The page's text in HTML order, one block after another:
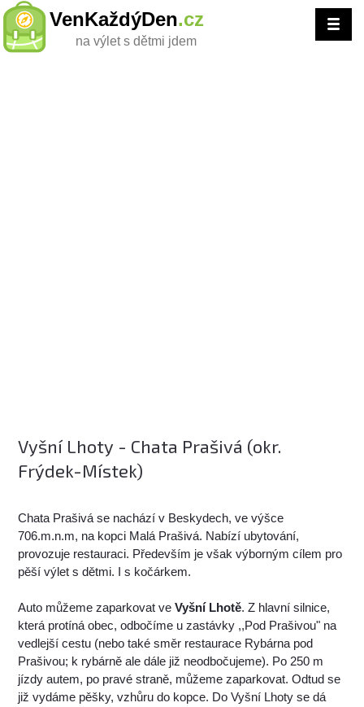
VenKaždýDen.cz
na výlet s dětmi jdem
Vyšní Lhoty - Chata Prašivá (okr.
Frýdek-Místek)
Chata Prašivá se nachází v Beskydech, ve výšce
706.m.n.m, na kopci Malá Prašivá. Nabízí ubytování,
provozuje restauraci. Především je však výborným cílem pro
pěší výlet s dětmi. I s kočárkem.
Auto můžeme zaparkovat veVyšní Lhotě. Z hlavní silnice,
která protíná obec, odbočíme u zastávky ,,Pod Prašivou" na
vedlejší cestu (nebo také směr restaurace Rybárna pod
Prašivou; k rybárně ale dále již neodbočujeme). Po 250 m
jízdy autem, po pravé straně, můžeme zaparkovat. Odtud se
již vydáme pěšky, vzhůru do kopce. Do Vyšní Lhoty se dá